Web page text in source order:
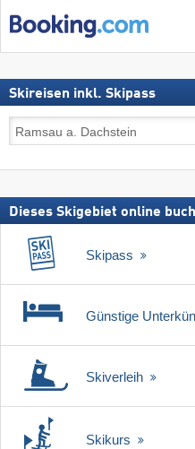
Skireisen inkl. Skipass
Skireisen
inkl.
Dieses Skigebiet online
Skipass
Günstige
Skiverleih
Skikurs